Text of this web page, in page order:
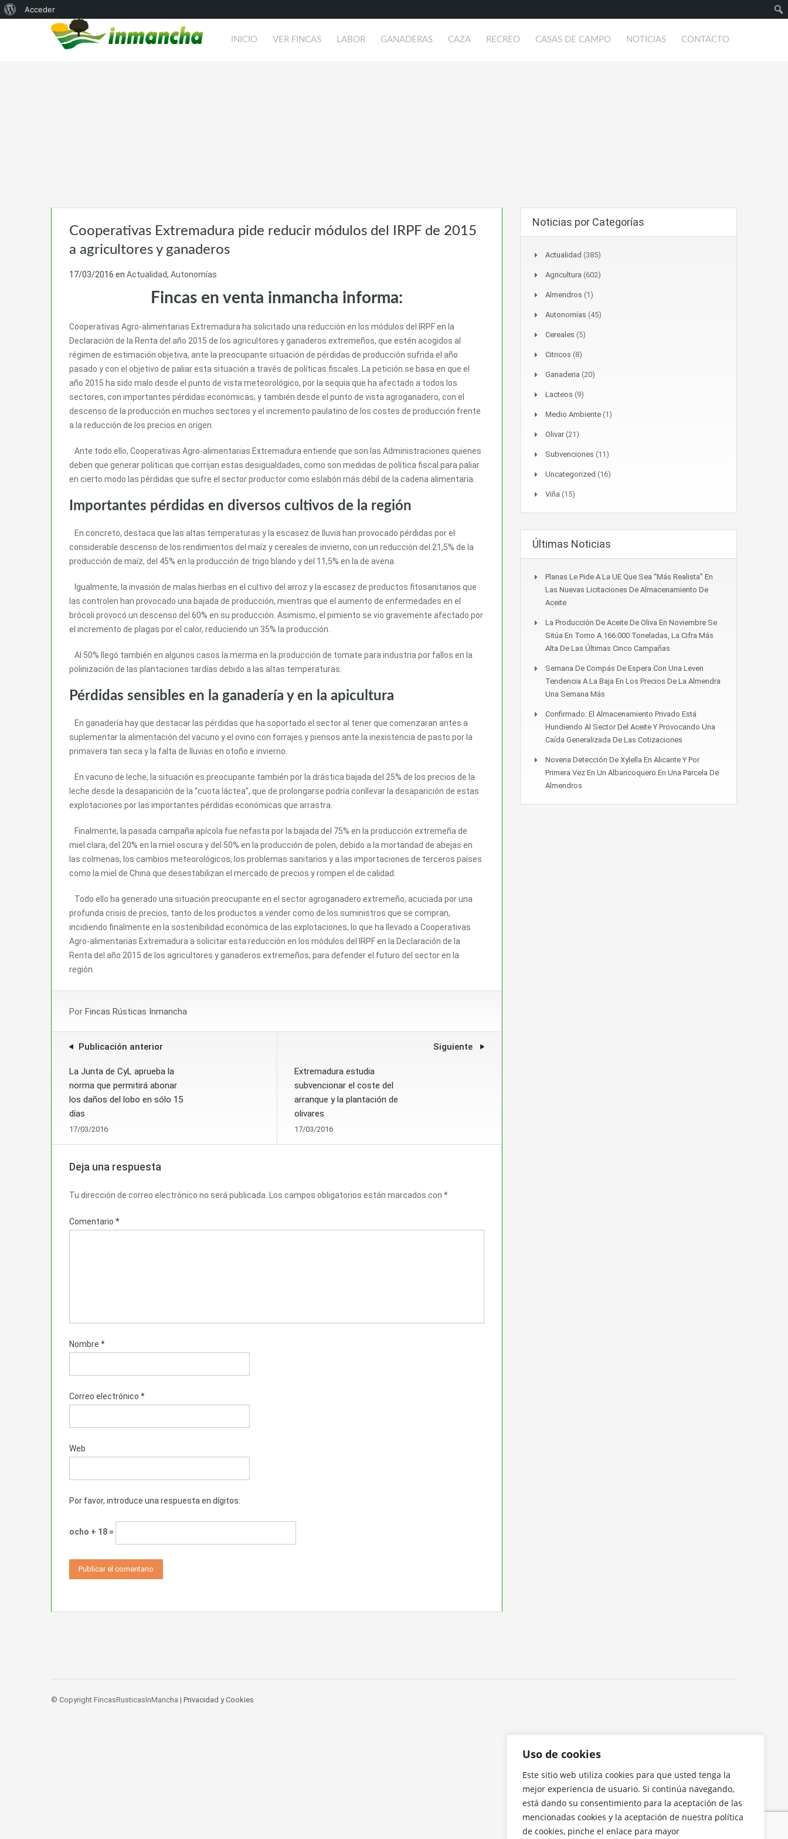
Uso de cookies
Este sitio web utiliza cookies para que usted tenga la
mejor experiencia de usuario. Si continúa navegando,
está dando su consentimiento para la aceptación de las
mencionadas cookies y la aceptación de nuestra política
de cookies, pinche el enlace para mayor
Acerca
Acceder
INICIO VER FINCAS LABOR GANADERAS CAZA RECREO CASAS DE CAMPO NOTICIAS CONTACTO
Cooperativas Extremadura pide reducir módulos del IRPF de 2015
a agricultores y ganaderos
17/03/2016 en Actualidad, Autonomías
Fincas en venta inmancha informa:
Cooperativas Agro-alimentarias Extremadura ha solicitado una reducción en los módulos del IRPF en la
Declaración de la Renta del año 2015 de los agricultores y ganaderos extremeños, que estén acogidos al
régimen de estimación objetiva, ante la preocupante situación de pérdidas de producción sufrida el año
pasado y con el objetivo de paliar esta situación a través de políticas fiscales. La petición se basa en que el
año 2015 ha sido malo desde el punto de vista meteorológico, por la sequia que ha afectado a todos los
sectores, con importantes pérdidas económicas; y también desde el punto de vista agroganadero, con el
descenso de la producción en muchos sectores y el incremento paulatino de los costes de producción frente
a la reducción de los precios en origen.
Ante todo ello, Cooperativas Agro-alimentarias Extremadura entiende que son las Administraciones quienes
deben que generar políticas que corrijan estas desigualdades, como son medidas de política fiscal para paliar
en cierto modo las pérdidas que sufre el sector productor como eslabón más débil de la cadena alimentaria.
Importantes pérdidas en diversos cultivos de la región
En concreto, destaca que las altas temperaturas y la escasez de lluvia han provocado pérdidas por el
considerable descenso de los rendimientos del maíz y cereales de invierno, con un reducción del 21,5% de la
producción de maíz, del 45% en la producción de trigo blando y del 11,5% en la de avena.
Igualmente, la invasión de malas hierbas en el cultivo del arroz y la escasez de productos fitosanitarios que
las controlen han provocado una bajada de producción, mientras que el aumento de enfermedades en el
brócoli provocó un descenso del 60% en su producción. Asimismo, el pimiento se vio gravemente afectado por
el incremento de plagas por el calor, reduciendo un 35% la producción.
Al 50% llegó también en algunos casos la merma en la producción de tomate para industria por fallos en la
polinización de las plantaciones tardías debido a las altas temperaturas.
Pérdidas sensibles en la ganadería y en la apicultura
En ganadería hay que destacar las pérdidas que ha soportado el sector al tener que comenzaran antes a
suplementar la alimentación del vacuno y el ovino con forrajes y piensos ante la inexistencia de pasto por la
primavera tan seca y la falta de lluvias en otoño e invierno.
En vacuno de leche, la situación es preocupante también por la drástica bajada del 25% de los precios de la
leche desde la desaparición de la “cuota láctea”, que de prolongarse podría conllevar la desaparición de estas
explotaciones por las importantes pérdidas económicas que arrastra.
Finalmente, la pasada campaña apícola fue nefasta por la bajada del 75% en la producción extremeña de
miel clara, del 20% en la miel oscura y del 50% en la producción de polen, debido a la mortandad de abejas en
las colmenas, los cambios meteorológicos, los problemas sanitarios y a las importaciones de terceros países
como la miel de China que desestabilizan el mercado de precios y rompen el de calidad.
Todo ello ha generado una situación preocupante en el sector agroganadero extremeño, acuciada por una
profunda crisis de precios, tanto de los productos a vender como de los suministros que se compran,
incidiendo finalmente en la sostenibilidad económica de las explotaciones, lo que ha llevado a Cooperativas
Agro-alimentarias Extremadura a solicitar esta reducción en los módulos del IRPF en la Declaración de la
Renta del año 2015 de los agricultores y ganaderos extremeños, para defender el futuro del sector en la
región.
Por Fincas Rústicas Inmancha
Publicación anterior
La Junta de CyL aprueba la
norma que permitirá abonar
los daños del lobo en sólo 15
días
17/03/2016
Siguiente
Extremadura estudia
subvencionar el coste del
arranque y la plantación de
olivares
17/03/2016
Deja una respuesta
Tu dirección de correo electrónico no será publicada. Los campos obligatorios están marcados con *
Comentario *
Nombre *
Correo electrónico *
Web
Por favor, introduce una respuesta en dígitos:
ocho + 18 =
Noticias por Categorías
Actualidad (385)
Agricultura (602)
Almendros (1)
Autonomías (45)
Cereales (5)
Citricos (8)
Ganaderia (20)
Lacteos (9)
Medio Ambiente (1)
Olivar(21)
Subvenciones (11)
Uncategorized (16)
Viña (15)
Últimas Noticias
Planas Le Pide A La UE Que Sea “más Realista” En
Las Nuevas Licitaciones De Almacenamiento De
Aceite
La Producción De Aceite De Oliva En Noviembre Se
Sitúa En Torno A 166.000 Toneladas, La Cifra Más
Alta De Las Últimas Cinco Campañas
Semana De Compás De Espera Con Una Leven
Tendencia A La Baja En Los Precios De La Almendra
Una Semana Más
Confirmado: El Almacenamiento Privado Está
Hundiendo Al Sector Del Aceite Y Provocando Una
Caída Generalizada De Las Cotizaciones
Novena Detección De Xylella En Alicante Y Por
Primera Vez En Un Albaricoquero En Una Parcela De
Almendros
© Copyright FincasRusticasInMancha | Privacidad y Cookies